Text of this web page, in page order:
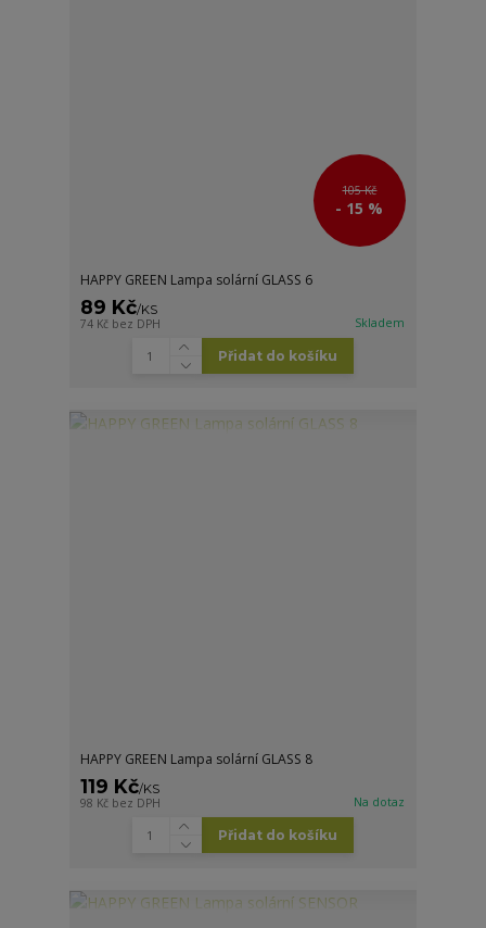
105 Kč
- 15 %
HAPPY GREEN Lampa solární GLASS 6
89 Kč/KS
74 Kč bez DPH Skladem
Přidat do košíku
HAPPY GREEN Lampa solární GLASS 8
119 Kč/KS
98 Kč bez DPH Na dotaz
Přidat do košíku